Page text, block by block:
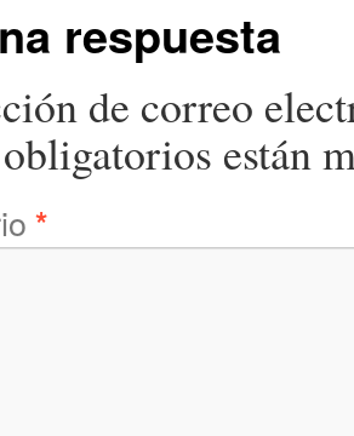
respuesta
de correo
están
*